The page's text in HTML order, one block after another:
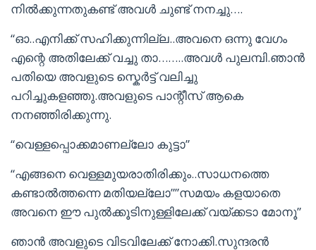
നില്‍ക്കുന്നതുകണ്ട് അവള്‍ ചുണ്ട് നനച്ചു….
“ഓ..എനിക്ക് സഹിക്കുന്നില്ല..അവനെ ഒന്നു വേഗം
എന്റെ അതിലേക്ക് വച്ചു താ……..അവള്‍ പുലമ്പി.ഞാന്‍
പതിയെ അവളുടെ സ്കെര്‍ട്ട് വലിച്ചു
പറിച്ചുകളഞ്ഞു.അവളുടെ പാന്റീസ് ആകെ
നനഞ്ഞിരിക്കുന്നു.
“വെള്ളപ്പൊക്കമാണല്ലോ കുട്ടാ”
“എങ്ങനെ വെള്ളമുയരാതിരിക്കും..സാധനത്തെ
കണ്ടാല്‍ത്തന്നെ മതിയല്ലോ””സമയം കളയാതെ
അവനെ ഈ പുല്‍ക്കൂടിനുള്ളിലേക്ക് വയ്ക്കടാ മോനൂ”
ഞാന്‍ അവളുടെ വിടവിലേക്ക് നോക്കി.സുന്ദരന്‍